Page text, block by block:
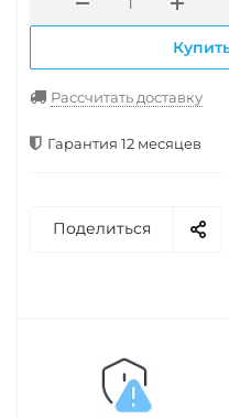
Рассчитать доставку
Гарантия 12 месяцев
Поделиться